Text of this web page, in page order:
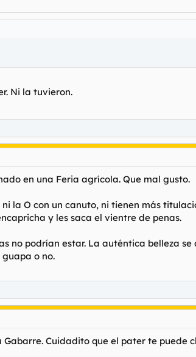
Ni la tuvieron.
en una Feria agrícola. Que mal gusto.
la O con un canuto, ni tienen más
y les saca el vientre de penas.
no podrían estar. La auténtica belleza
o no.
Cuidadito que el pater te puede